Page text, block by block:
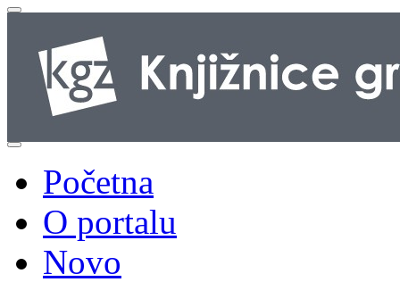
Početna
O portalu
Novo